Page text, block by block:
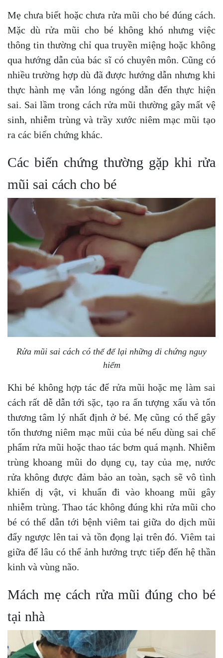
Mẹ chưa biết hoặc chưa rửa mũi cho bé đúng cách.
Mặc dù rửa mũi cho bé không khó nhưng việc
thông tin thường chỉ qua truyền miệng hoặc không
qua hướng dẫn của bác sĩ có chuyên môn. Cũng có
nhiều trường hợp dù đã được hướng dẫn nhưng khi
thực hành mẹ vẫn lóng ngóng dẫn đến thực hiện
sai. Sai lầm trong cách rửa mũi thường gây mất vệ
sinh, nhiễm trùng và trầy xước niêm mạc mũi tạo
ra các biến chứng khác.
Các biến chứng thường gặp khi rửa
mũi sai cách cho bé
Rửa mũi sai cách có thể để lại những di chứng nguy
hiểm
Khi bé không hợp tác để rửa mũi hoặc mẹ làm sai
cách rất dễ dẫn tới sặc, tạo ra ấn tượng xấu và tổn
thương tâm lý nhất định ở bé. Mẹ cũng có thể gây
tổn thương niêm mạc mũi của bé nếu dùng sai chế
phẩm rửa mũi hoặc thao tác bơm quá mạnh. Nhiễm
trùng khoang mũi do dụng cụ, tay của mẹ, nước
rửa không được đảm bảo an toàn, sạch sẽ vô tình
khiến dị vật, vi khuẩn đi vào khoang mũi gây
nhiễm trùng. Thao tác không đúng khi rửa mũi cho
bé có thể dẫn tới bệnh viêm tai giữa do dịch mũi
đẩy ngược lên tai và tồn đọng lại trên đó. Viêm tai
giữa để lâu có thể ảnh hưởng trực tiếp đến hệ thần
kinh và vùng não.
Mách mẹ cách rửa mũi đúng cho bé
tại nhà